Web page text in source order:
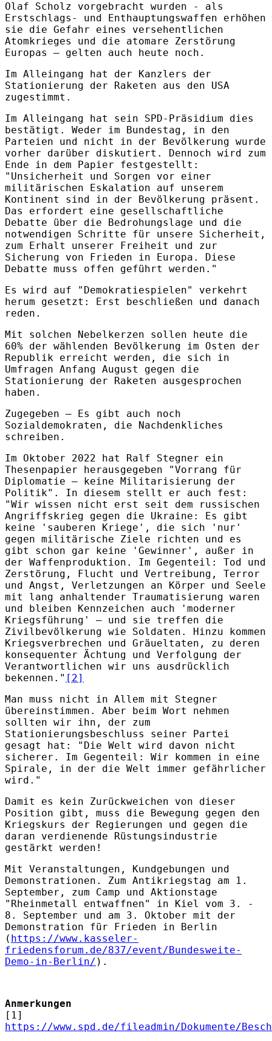
Olaf Scholz vorgebracht wurden - als
Erstschlags- und Enthauptungswaffen erhöhen
sie die Gefahr eines versehentlichen
Atomkrieges und die atomare Zerstörung
Europas – gelten auch heute noch.
Im Alleingang hat der Kanzlers der
Stationierung der Raketen aus den USA
zugestimmt.
Im Alleingang hat sein SPD-Präsidium dies
bestätigt. Weder im Bundestag, in den
Parteien und nicht in der Bevölkerung wurde
vorher darüber diskutiert. Dennoch wird zum
Ende in dem Papier festgestellt:
"Unsicherheit und Sorgen vor einer
militärischen Eskalation auf unserem
Kontinent sind in der Bevölkerung präsent.
Das erfordert eine gesellschaftliche
Debatte über die Bedrohungslage und die
notwendigen Schritte für unsere Sicherheit,
zum Erhalt unserer Freiheit und zur
Sicherung von Frieden in Europa. Diese
Debatte muss offen geführt werden."
Es wird auf "Demokratiespielen" verkehrt
herum gesetzt: Erst beschließen und danach
reden.
Mit solchen Nebelkerzen sollen heute die
60% der wählenden Bevölkerung im Osten der
Republik erreicht werden, die sich in
Umfragen Anfang August gegen die
Stationierung der Raketen ausgesprochen
haben.
Zugegeben – Es gibt auch noch
Sozialdemokraten, die Nachdenkliches
schreiben.
Im Oktober 2022 hat Ralf Stegner ein
Thesenpapier herausgegeben "Vorrang für
Diplomatie – keine Militarisierung der
Politik". In diesem stellt er auch fest:
"Wir wissen nicht erst seit dem russischen
Angriffskrieg gegen die Ukraine: Es gibt
keine 'sauberen Kriege', die sich 'nur'
gegen militärische Ziele richten und es
gibt schon gar keine 'Gewinner', außer in
der Waffenproduktion. Im Gegenteil: Tod und
Zerstörung, Flucht und Vertreibung, Terror
und Angst, Verletzungen an Körper und Seele
mit lang anhaltender Traumatisierung waren
und bleiben Kennzeichen auch 'moderner
Kriegsführung' – und sie treffen die
Zivilbevölkerung wie Soldaten. Hinzu kommen
Kriegsverbrechen und Gräueltaten, zu deren
konsequenter Ächtung und Verfolgung der
Verantwortlichen wir uns ausdrücklich
bekennen." [2]
Man muss nicht in Allem mit Stegner
übereinstimmen. Aber beim Wort nehmen
sollten wir ihn, der zum
Stationierungsbeschluss seiner Partei
gesagt hat: "Die Welt wird davon nicht
sicherer. Im Gegenteil: Wir kommen in eine
Spirale, in der die Welt immer gefährlicher
wird."
Damit es kein Zurückweichen von dieser
Position gibt, muss die Bewegung gegen den
Kriegskurs der Regierungen und gegen die
daran verdienende Rüstungsindustrie
gestärkt werden!
Mit Veranstaltungen, Kundgebungen und
Demonstrationen. Zum Antikriegstag am 1.
September, zum Camp und Aktionstage
"Rheinmetall entwaffnen" in Kiel vom 3. -
8. September und am 3. Oktober mit der
Demonstration für Frieden in Berlin
( https://www.kasseler-
friedensforum.de/837/event/Bundesweite-
Demo-in-Berlin/ ).
Anmerkungen
[1]
https://www.spd.de/fileadmin/Dokumente/